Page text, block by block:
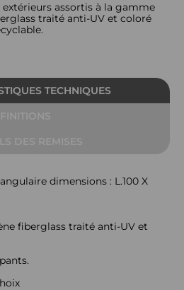
extérieurs assortis à la gamme
traité anti-UV et coloré
TECHNIQUES
dimensions : L.100 X
fiberglass traité anti-UV et